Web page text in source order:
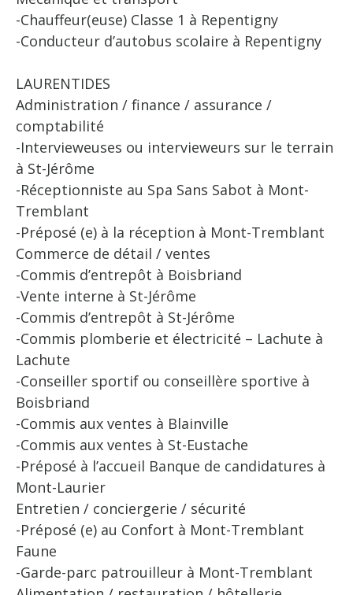
-Chauffeur(euse) Classe 1 à Repentigny
-Conducteur d’autobus scolaire à Repentigny
LAURENTIDES
Administration / finance / assurance /
comptabilité
-Intervieweuses ou intervieweurs sur le terrain
à St-Jérôme
-Réceptionniste au Spa Sans Sabot à Mont-
Tremblant
-Préposé (e) à la réception à Mont-Tremblant
Commerce de détail / ventes
-Commis d’entrepôt à Boisbriand
-Vente interne à St-Jérôme
-Commis d’entrepôt à St-Jérôme
-Commis plomberie et électricité – Lachute à
Lachute
-Conseiller sportif ou conseillère sportive à
Boisbriand
-Commis aux ventes à Blainville
-Commis aux ventes à St-Eustache
-Préposé à l’accueil Banque de candidatures à
Mont-Laurier
Entretien / conciergerie / sécurité
-Préposé (e) au Confort à Mont-Tremblant
Faune
-Garde-parc patrouilleur à Mont-Tremblant